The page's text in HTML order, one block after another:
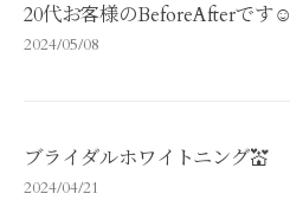
20代お客様のBeforeAfterです☺️
2024/05/08
ブライダルホワイトニング💒
2024/04/21